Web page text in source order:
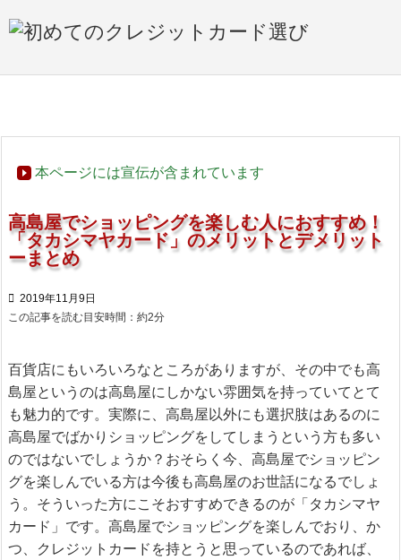


次へ

本ページには宣伝が含まれています
高島屋でショッピングを楽しむ人におすすめ！
「タカシマヤカード」のメリットとデメリット
ーまとめ
 2019年11月9日
この記事を読む目安時間：約2分
百貨店にもいろいろなところがありますが、その中でも高
島屋というのは高島屋にしかない雰囲気を持っていてとて
も魅力的です。実際に、高島屋以外にも選択肢はあるのに
高島屋でばかりショッピングをしてしまうという方も多い
のではないでしょうか？おそらく今、高島屋でショッピン
グを楽しんでいる方は今後も高島屋のお世話になるでしょ
う。そういった方にこそおすすめできるのが「タカシマヤ
カード」です。高島屋でショッピングを楽しんでおり、か
つ、クレジットカードを持とうと思っているのであれば、